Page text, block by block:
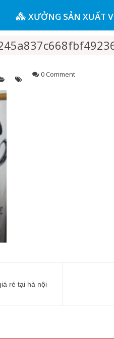
XƯỞNG SẢN XUẤT
0 Comment
rẻ tại hà nội